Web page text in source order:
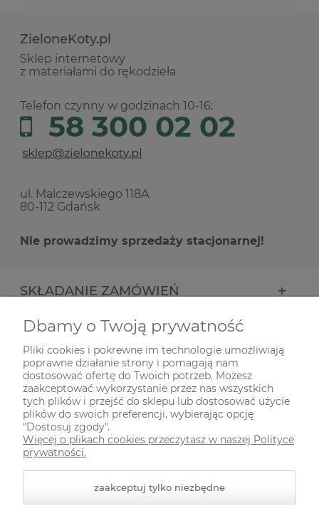
ZieloneKoty.pl
Sklep internetowy
z materiałami do rękodzieła
Telefon czynny w godzinach 10-16:
58 300 02 02
ul. Malczewskiego 118A
80-112 Gdańsk
Nie prowadzimy sprzedaży stacjonarnej!
SKŁADANIE ZAMÓWIEŃ
INFORMACJE
ODWIEDŹ NAS NA
Dbamy o Twoją prywatność
Pliki cookies i pokrewne im technologie umożliwiają
poprawne działanie strony i pomagają nam
dostosować ofertę do Twoich potrzeb. Możesz
zaakceptować wykorzystanie przez nas wszystkich
tych plików i przejść do sklepu lub dostosować użycie
plików do swoich preferencji, wybierając opcję
"Dostosuj zgody".
Więcej o plikach cookies przeczytasz w naszej Polityce
prywatności.
zaakceptuj tylko niezbędne